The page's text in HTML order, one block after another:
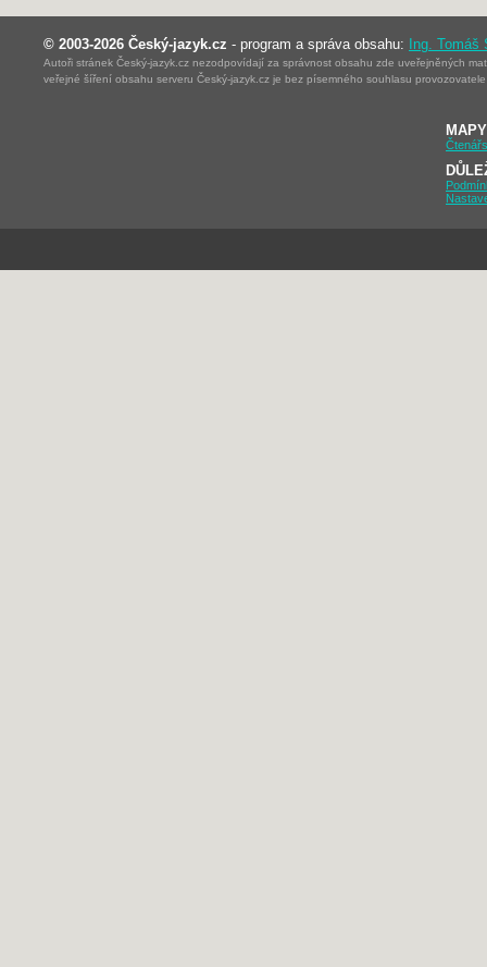
© 2003-2026 Český-jazyk.cz - program a správa obsahu: Ing. Tomáš
Autoři stránek Český-jazyk.cz nezodpovídají za správnost obsahu zde uveřejněných
veřejné šíření obsahu serveru Český-jazyk.cz je bez písemného souhlasu